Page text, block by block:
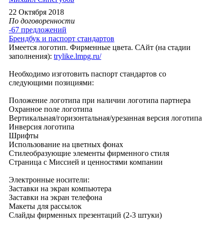
22 Октября 2018
По договоренности
-67 предложений
Брендбук и паспорт стандартов
Имеется логотип. Фирменные цвета. САйт (на стадии
заполнения): trylike.lmpg.ru/
Необходимо изготовить паспорт стандартов со
следующими позициями:
Положение логотипа при наличии логотипа партнера
Охранное поле логотипа
Вертикальная/горизонтальная/урезанная версия логотипа
Инверсия логотипа
Шрифты
Использование на цветных фонах
Стилеобразующие элементы фирменного стиля
Страница с Миссией и ценностями компании
Электронные носители:
Заставки на экран компьютера
Заставки на экран телефона
Макеты для рассылок
Слайды фирменных презентаций (2-3 штуки)